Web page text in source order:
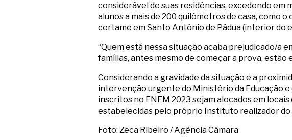
considerável de suas residências, excedendo em
alunos a mais de 200 quilômetros de casa, como
certame em Santo Antônio de Pádua (interior do
“Quem está nessa situação acaba prejudicado/a
famílias, antes mesmo de começar a prova,
Considerando a gravidade da situação e a
intervenção urgente do Ministério da Educação
inscritos no ENEM 2023 sejam alocados em
estabelecidas pelo próprio Instituto realizador do
Foto: Zeca Ribeiro / Agência Câmara